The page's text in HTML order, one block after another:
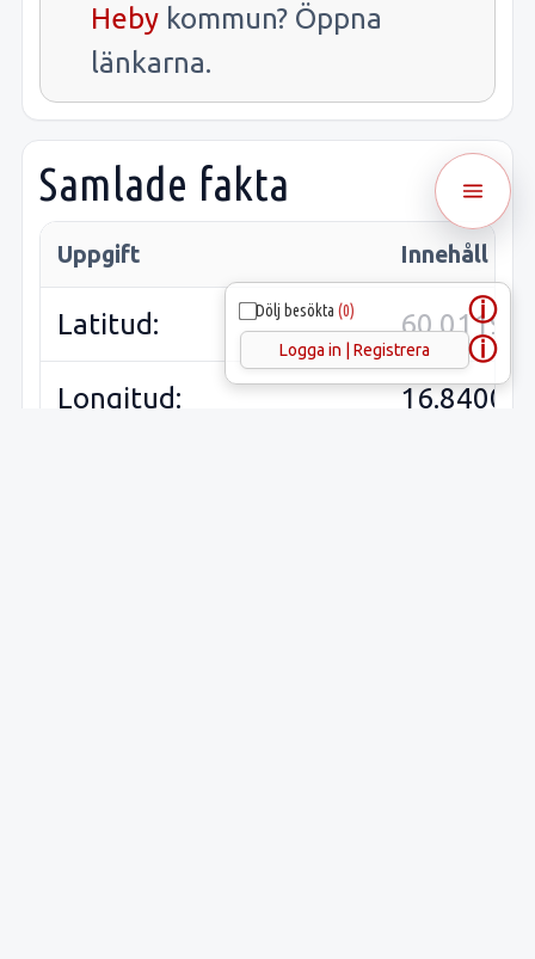
Dölj besökta (0) ⓘ
Logga in | Registrera ⓘ
Heby kommun? Öppna
länkarna.
Samlade fakta
Uppgift Innehåll
Latitud:
Longitud: